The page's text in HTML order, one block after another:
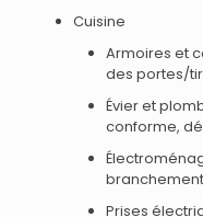
Cuisine
Armoires et
des portes/
Évier et
conforme,
Prises